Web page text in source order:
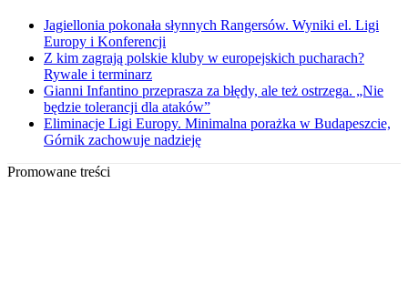
Jagiellonia pokonała słynnych Rangersów. Wyniki el. Ligi
Europy i Konferencji
Z kim zagrają polskie kluby w europejskich pucharach?
Rywale i terminarz
Gianni Infantino przeprasza za błędy, ale też ostrzega. „Nie
będzie tolerancji dla ataków”
Eliminacje Ligi Europy. Minimalna porażka w Budapeszcie,
Górnik zachowuje nadzieję
Promowane treści